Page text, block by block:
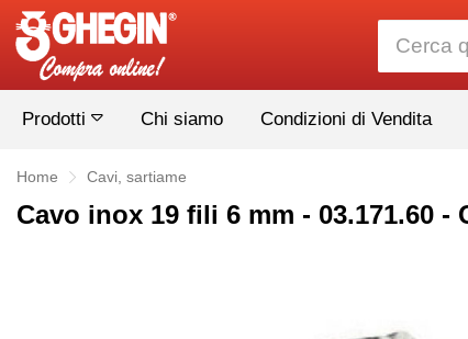
Prodotti Chi siamo Condizioni di Vendita
Home Cavi, sartiame
Cavo inox 19 fili 6 mm - 03.171.60 -